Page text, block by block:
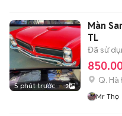
5 phút trước 3
Màn
TL
Đã sử
Q.
Mr Thọ